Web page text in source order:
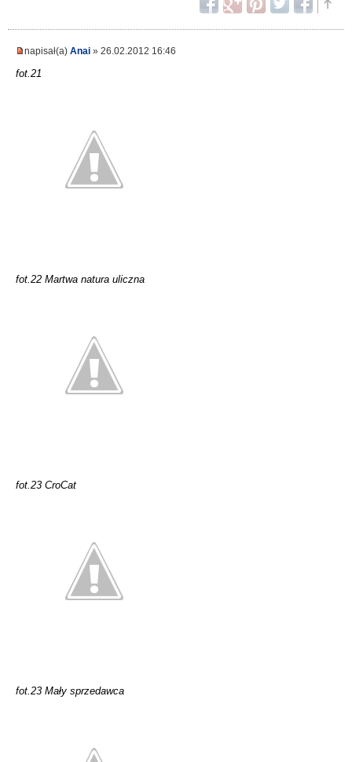
napisał(a) Anai » 26.02.2012 16:46
fot.21
fot.22 Martwa natura uliczna
fot.23 CroCat
fot.23 Mały sprzedawca